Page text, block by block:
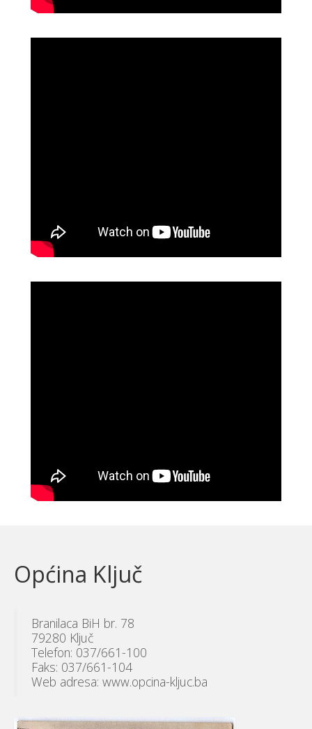
Općina Ključ
Branilaca BiH br. 78
79280 Ključ
Telefon: 037/661-100
Faks: 037/661-104
Web adresa: www.opcina-kljuc.ba